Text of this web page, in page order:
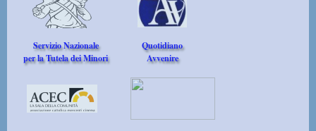
Servizio Nazionale
per la Tutela dei Minori
Quotidiano
Avvenire